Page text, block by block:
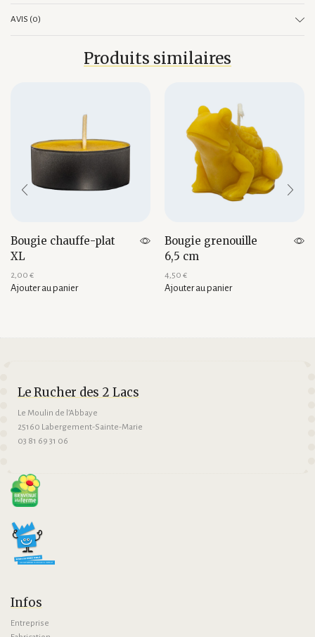
AVIS (0)
Produits similaires
Bougie chauffe-plat
XL
2,00 €
Ajouter au panier
Bougie grenouille
6,5 cm
4,50 €
Ajouter au panier
Le Rucher des 2 Lacs
Le Moulin de l’Abbaye
25160 Labergement-Sainte-Marie
03 81 69 31 06
Infos
Entreprise